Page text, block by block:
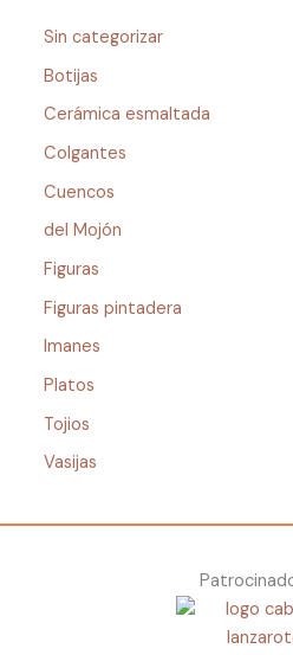
Sin categorizar
Botijas
Cerámica esmaltada
Colgantes
Cuencos
del Mojón
Figuras
Figuras pintadera
Imanes
Platos
Tojios
Vasijas